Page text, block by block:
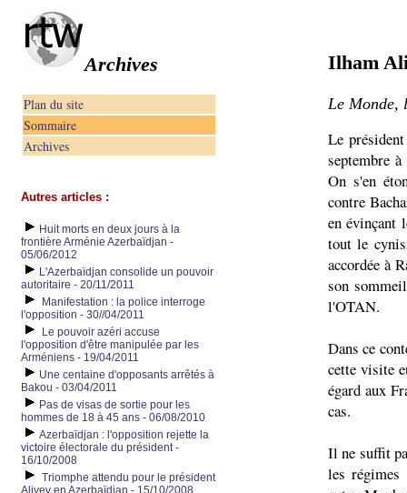
Archives
Plan du site
Sommaire
Archives
Autres articles :
Huit morts en deux jours à la
frontière Arménie Azerbaïdjan -
05/06/2012
L'Azerbaïdjan consolide un pouvoir
autoritaire - 20/11/2011
Manifestation : la police interroge
l'opposition - 30//04/2011
Le pouvoir azéri accuse
l'opposition d'être manipulée par les
Arméniens - 19/04/2011
Une centaine d'opposants arrêtés à
Bakou - 03/04/2011
Pas de visas de sortie pour les
hommes de 18 à 45 ans - 06/08/2010
Azerbaïdjan : l'opposition rejette la
victoire électorale du président -
16/10/2008
Triomphe attendu pour le président
Aliyev en Azerbaïdjan - 15/10/2008
Ilham
Le Monde,
Le
septembre
On s'en
contre
en évinçant
tout le
accordée à
son
l'OTAN.
Dans ce
cette visite
égard aux
cas.
Il ne suffit
les